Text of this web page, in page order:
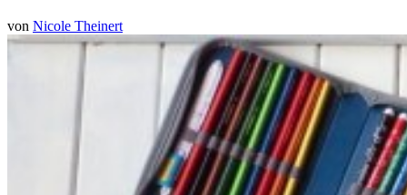
von Nicole Theinert